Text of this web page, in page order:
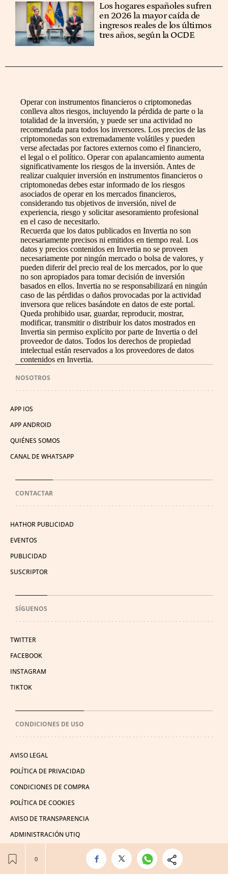
Los hogares españoles sufren
en 2026 la mayor caída de
ingresos reales de los últimos
tres años, según la OCDE
Operar con instrumentos financieros o criptomonedas
conlleva altos riesgos, incluyendo la pérdida de parte o la
totalidad de la inversión, y puede ser una actividad no
recomendada para todos los inversores. Los precios de las
criptomonedas son extremadamente volátiles y pueden
verse afectadas por factores externos como el financiero,
el legal o el político. Operar con apalancamiento aumenta
significativamente los riesgos de la inversión. Antes de
realizar cualquier inversión en instrumentos financieros o
criptomonedas debes estar informado de los riesgos
asociados de operar en los mercados financieros,
considerando tus objetivos de inversión, nivel de
experiencia, riesgo y solicitar asesoramiento profesional
en el caso de necesitarlo.
Recuerda que los datos publicados en Invertia no son
necesariamente precisos ni emitidos en tiempo real. Los
datos y precios contenidos en Invertia no se proveen
necesariamente por ningún mercado o bolsa de valores, y
pueden diferir del precio real de los mercados, por lo que
no son apropiados para tomar decisión de inversión
basados en ellos. Invertia no se responsabilizará en ningún
caso de las pérdidas o daños provocadas por la actividad
inversora que relices basándote en datos de este portal.
Queda prohibido usar, guardar, reproducir, mostrar,
modificar, transmitir o distribuir los datos mostrados en
Invertia sin permiso explícito por parte de Invertia o del
proveedor de datos. Todos los derechos de propiedad
intelectual están reservados a los proveedores de datos
contenidos en Invertia.
NOSOTROS
APP IOS
APP ANDROID
QUIÉNES SOMOS
CANAL DE WHATSAPP
CONTACTAR
HATHOR PUBLICIDAD
EVENTOS
PUBLICIDAD
SUSCRIPTOR
SÍGUENOS
TWITTER
FACEBOOK
INSTAGRAM
TIKTOK
CONDICIONES DE USO
AVISO LEGAL
POLÍTICA DE PRIVACIDAD
CONDICIONES DE COMPRA
POLÍTICA DE COOKIES
AVISO DE TRANSPARENCIA
ADMINISTRACIÓN UTIQ
© 2026 El León de El Español Publicaciones S.A.